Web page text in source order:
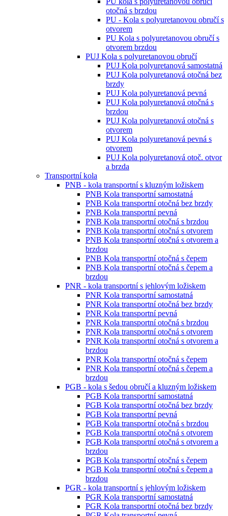
otočná s brzdou
PU - Kola s polyuretanovou obručí s
otvorem
PU Kola s polyuretanovou obručí s
otvorem brzdou
PUJ Kola s polyuretanovou obručí
PUJ Kola polyuretanová samostatná
PUJ Kola polyuretanová otočná bez
brzdy
PUJ Kola polyuretanová pevná
PUJ Kola polyuretanová otočná s
brzdou
PUJ Kola polyuretanová otočná s
otvorem
PUJ Kola polyuretanová pevná s
otvorem
PUJ Kola polyuretanová otoč. otvor
a brzda
Transportní kola
PNB - kola transportní s kluzným ložiskem
PNB Kola transportní samostatná
PNB Kola transportní otočná bez brzdy
PNB Kola transportní pevná
PNB Kola transportní otočná s brzdou
PNB Kola transportní otočná s otvorem
PNB Kola transportní otočná s otvorem a
brzdou
PNB Kola transportní otočná s čepem
PNB Kola transportní otočná s čepem a
brzdou
PNR - kola transportní s jehlovým ložiskem
PNR Kola transportní samostatná
PNR Kola transportní otočná bez brzdy
PNR Kola transportní pevná
PNR Kola transportní otočná s brzdou
PNR Kola transportní otočná s otvorem
PNR Kola transportní otočná s otvorem a
brzdou
PNR Kola transportní otočná s čepem
PNR Kola transportní otočná s čepem a
brzdou
PGB - kola s šedou obručí a kluzným ložiskem
PGB Kola transportní samostatná
PGB Kola transportní otočná bez brzdy
PGB Kola transportní pevná
PGB Kola transportní otočná s brzdou
PGB Kola transportní otočná s otvorem
PGB Kola transportní otočná s otvorem a
brzdou
PGB Kola transportní otočná s čepem
PGB Kola transportní otočná s čepem a
brzdou
PGR - kola transportní s jehlovým ložiskem
PGR Kola transportní samostatná
PGR Kola transportní otočná bez brzdy